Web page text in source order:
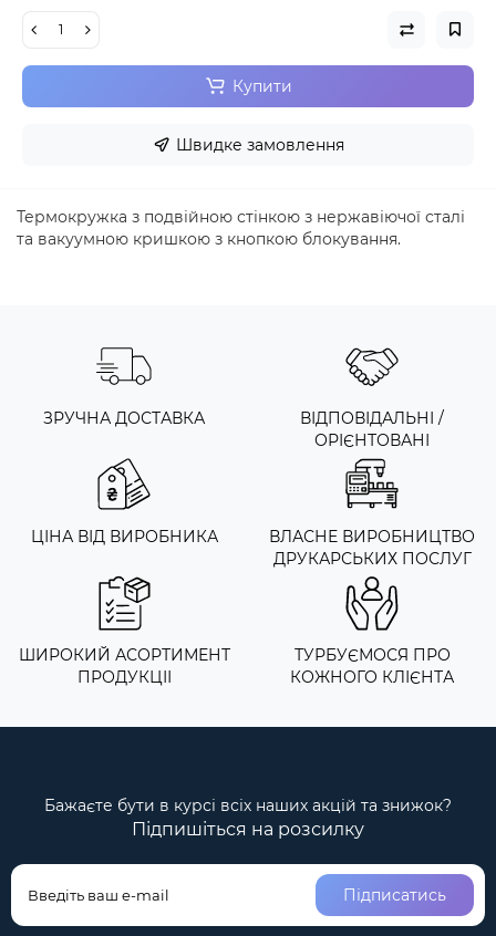
Купити
Швидке замовлення
Термокружка з подвійною стінкою з нержавіючої сталі
та вакуумною кришкою з кнопкою блокування.
ЗРУЧНА ДОСТАВКА
ВІДПОВІДАЛЬНІ /
ОРІЄНТОВАНІ
ЦІНА ВІД ВИРОБНИКА
ВЛАСНЕ ВИРОБНИЦТВО
ДРУКАРСЬКИХ ПОСЛУГ
ШИРОКИЙ АСОРТИМЕНТ
ПРОДУКЦІІ
ТУРБУЄМОСЯ ПРО
КОЖНОГО КЛІЄНТА
Бажаєте бути в курсі всіх наших акцій та знижок?
Підпишіться на розсилку
Підписатись